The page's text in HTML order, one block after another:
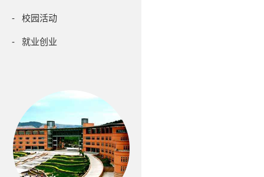
- 校园活动
- 就业创业